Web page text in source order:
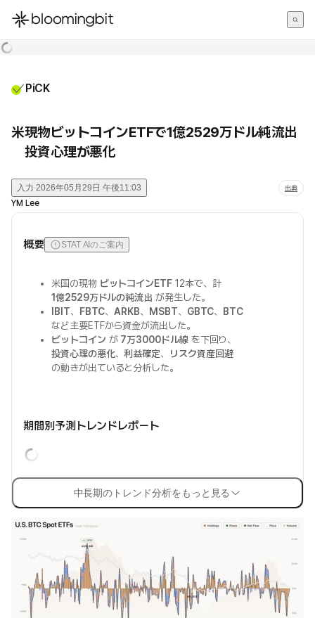
한국어
PiCK
米現物ビットコインETFで1億2529万ドル純流出
投資心理が悪化
入力 2026年05月29日 午後11:03 出典
YM Lee
概要 STAT AIのご案内
米国の現物 ビットコインETF12本で、計
1億2529万ドルの純流出 が発生した。
IBIT、 FBTC、ARKB、 MSBT、 GBTC、
BTC
など主要ETFから資金が流出した。
ビットコイン が 7万3000ドル線を下回り、
投資心理の悪化、利益確定、
リスク資産回避
の動きが出ていると分析した。
期間別予測トレンドレポート
中長期のトレンド分析をもっと見る